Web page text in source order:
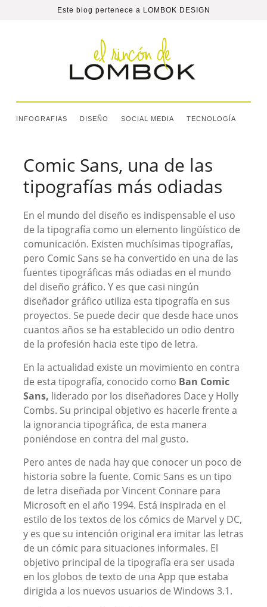
Este blog pertenece a LOMBOK DESIGN
INFOGRAFIAS DISEÑO SOCIAL MEDIA TECNOLOGÍA
Comic Sans, una de las
tipografías más odiadas
En el mundo del diseño es indispensable el uso
de la tipografía como un elemento lingüístico de
comunicación. Existen muchísimas tipografías,
pero Comic Sans se ha convertido en una de las
fuentes tipográficas más odiadas en el mundo
del diseño gráfico. Y es que casi ningún
diseñador gráfico utiliza esta tipografía en sus
proyectos. Se puede decir que desde hace unos
cuantos años se ha establecido un odio dentro
de la profesión hacia este tipo de letra.
En la actualidad existe un movimiento en contra
de esta tipografía, conocido como Ban Comic
Sans, liderado por los diseñadores Dace y Holly
Combs. Su principal objetivo es hacerle frente a
la ignorancia tipográfica, de esta manera
poniéndose en contra del mal gusto.
Pero antes de nada hay que conocer un poco de
historia sobre la fuente. Comic Sans es un tipo
de letra diseñada por Vincent Connare para
Microsoft en el año 1994. Está inspirada en el
estilo de los textos de los cómics de Marvel y DC,
y es que su intención original era imitar las letras
de un cómic para situaciones informales. El
objetivo principal de la tipografía era ser usada
en los globos de texto de una App que estaba
dirigida a los nuevos usuarios de Windows 3.1.